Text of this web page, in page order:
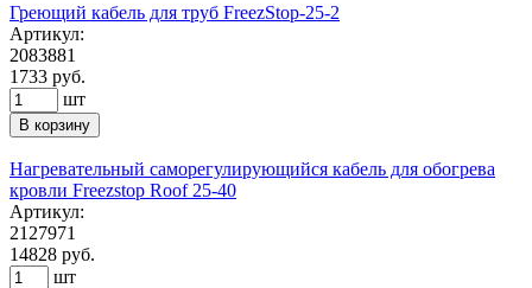
Греющий кабель для труб FreezStop-25-2
Артикул:
2083881
1733 руб.
шт
В корзину
Нагревательный саморегулирующийся кабель для обогрева
кровли Freezstop Roof 25-40
Артикул:
2127971
14828 руб.
шт